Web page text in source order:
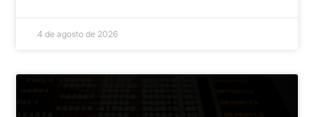
4 de agosto de 2026